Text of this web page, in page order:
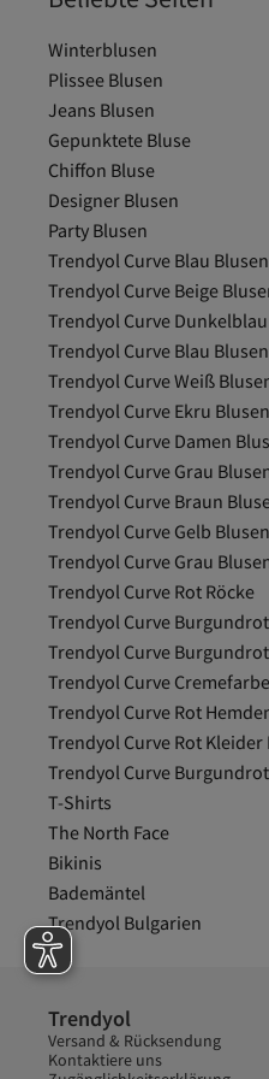
Winterblusen
Plissee Blusen
Jeans Blusen
Gepunktete Bluse
Chiffon Bluse
Designer Blusen
Party Blusen
Trendyol Curve Blau Blusen
Trendyol Curve Beige
Trendyol Curve
Trendyol Curve Blau
Trendyol Curve Weiß
Trendyol Curve Ekru
Trendyol Curve Damen
Trendyol Curve Grau
Trendyol Curve Braun
Trendyol Curve Gelb
Trendyol Curve Grau
Trendyol Curve Rot Röcke
Trendyol Curve
Trendyol Curve
Trendyol Curve
Trendyol Curve Rot
Trendyol Curve Rot
Trendyol Curve
T-Shirts
The North Face
Bikinis
Bademäntel
Trendyol Bulgarien
Trendyol
Versand & Rücksendung
Kontaktiere uns